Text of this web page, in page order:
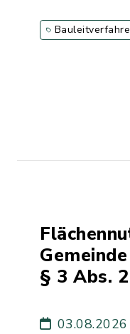
§ 3 Abs.
03.08.2026